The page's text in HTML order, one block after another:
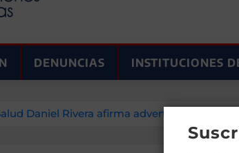
DENUNCIAS INSTITUCIONES
Daniel Rivera afirma advertencia de